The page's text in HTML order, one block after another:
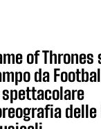
of Thrones
da
delle